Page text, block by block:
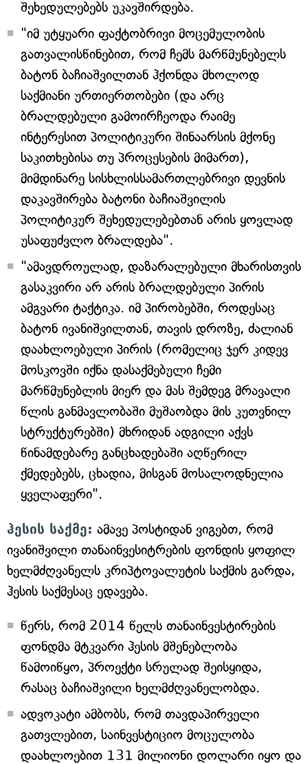
შეხედულებებს უკავშირდება.
"იმ უტყუარი ფაქტობრივი მოცემულობის
გათვალისწინებით, რომ ჩემს მარწმუნებელს
ბატონ ბაჩიაშვილთან ჰქონდა მხოლოდ
საქმიანი ურთიერთობები (და არც
ბრალდებული გამოირჩეოდა რაიმე
ინტერესით პოლიტიკური შინაარსის მქონე
საკითხებისა თუ პროცესების მიმართ),
მიმდინარე სისხლისსამართლებრივი დევნის
დაკავშირება ბატონი ბაჩიაშვილის
პოლიტიკურ შეხედულებებთან არის ყოვლად
უსაფუძვლო ბრალდება".
"ამავდროულად, დაზარალებული მხარისთვის
გასაკვირი არ არის ბრალდებული პირის
ამგვარი ტაქტიკა. იმ პირობებში, როდესაც
ბატონ ივანიშვილთან, თავის დროზე, ძალიან
დაახლოებული პირის (რომელიც ჯერ კიდევ
მოსკოვში იქნა დასაქმებული ჩემი
მარწმუნებლის მიერ და მას შემდეგ მრავალი
წლის განმავლობაში მუშაობდა მის კუთვნილ
სტრუქტურებში) მხრიდან ადგილი აქვს
წინამდებარე განცხადებაში აღწერილ
ქმედებებს, ცხადია, მისგან მოსალოდნელია
ყველაფერი".
ჰესის საქმე: ამავე პოსტიდან ვიგებთ, რომ
ივანიშვილი თანაინვესიტრების ფონდის ყოფილ
ხელმძღვანელს კრიპტოვალუტის საქმის გარდა,
ჰესის საქმესაც ედავება.
წერს, რომ 2014 წელს თანაინვესტირების
ფონდმა მტკვარი ჰესის მშენებლობა
წამოიწყო, პროექტი სრულად შეისყიდა,
რასაც ბაჩიაშვილი ხელმძღვანელობდა.
ადვოკატი ამბობს, რომ თავდაპირველი
გათვლებით, საინვესტიციო მოცულობა
დაახლოებით 131 მილიონი დოლარი იყო და